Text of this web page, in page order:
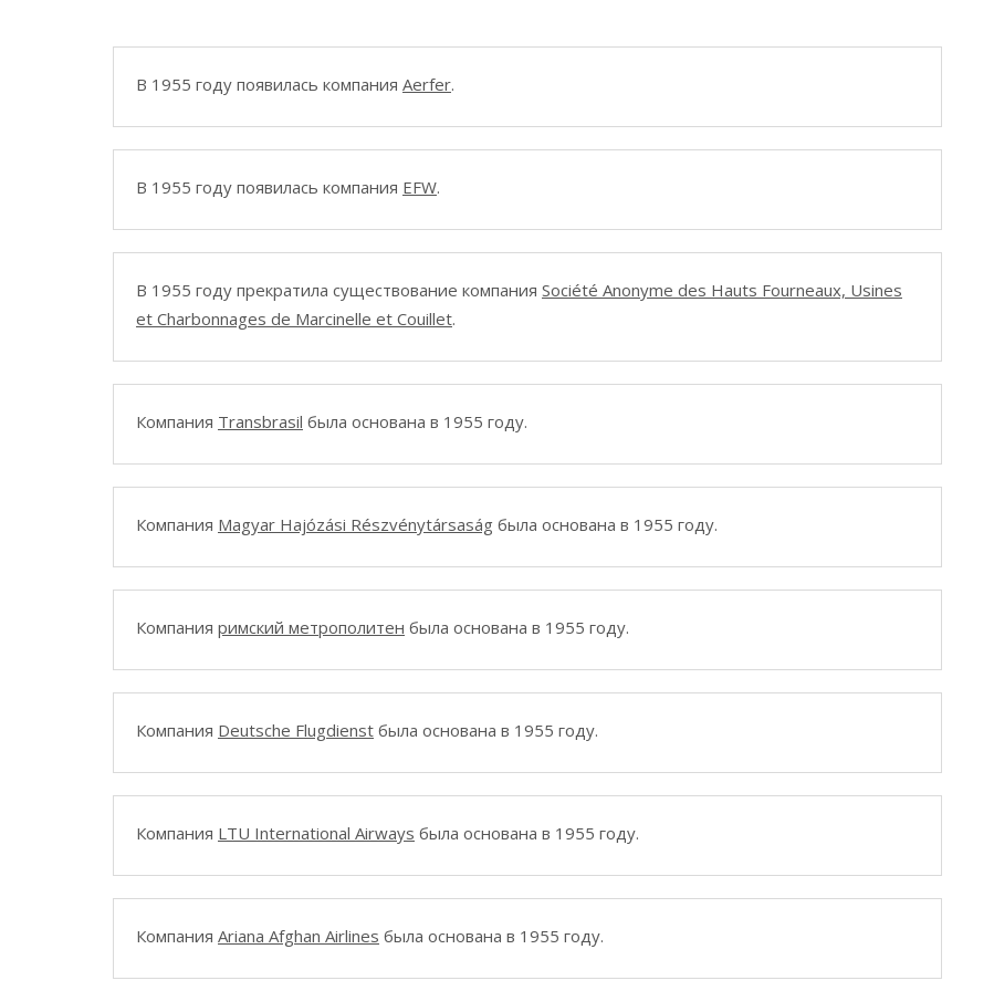
В 1955 году появилась компания Aerfer.
В 1955 году появилась компания EFW.
В 1955 году прекратила существование компания Société Anonyme des Hauts Fourneaux, Usines
et Charbonnages de Marcinelle et Couillet.
Компания Transbrasil была основана в 1955 году.
Компания Magyar Hajózási Részvénytársaság была основана в 1955 году.
Компания римский метрополитен была основана в 1955 году.
Компания Deutsche Flugdienst была основана в 1955 году.
Компания LTU International Airways была основана в 1955 году.
Компания Ariana Afghan Airlines была основана в 1955 году.